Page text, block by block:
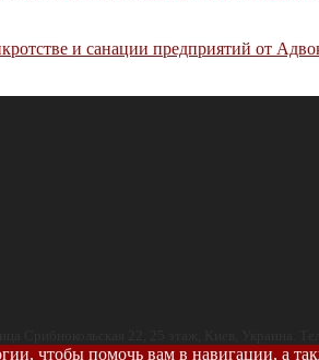
и санации предприятий от
чтобы помочь вам в навигации, а